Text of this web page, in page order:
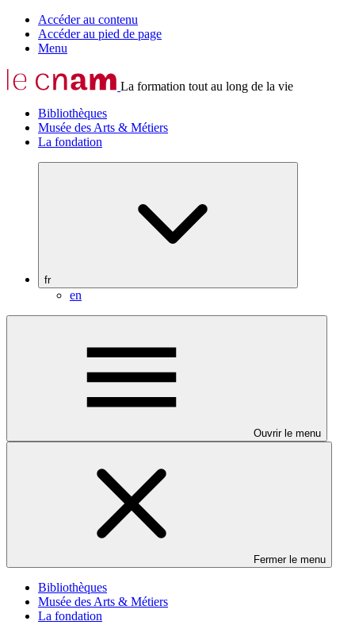
Accéder au contenu
Accéder au pied de page
Menu
La formation tout au long de la vie
Bibliothèques
Musée des Arts & Métiers
La fondation
fr
en
Ouvrir le menu
Fermer le menu
Bibliothèques
Musée des Arts & Métiers
La fondation